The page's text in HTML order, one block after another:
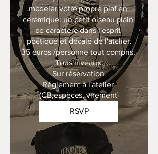
modeler votre propre piaf en
céramique: un petit oiseau plain
de caractère dans l'esprit
poétique et décalé de l'atelier.
35 euros /personne tout compris.
Tous niveaux.
Sur réservation.
Réglement à l'atelier
(CB,espèces, virement)
RSVP